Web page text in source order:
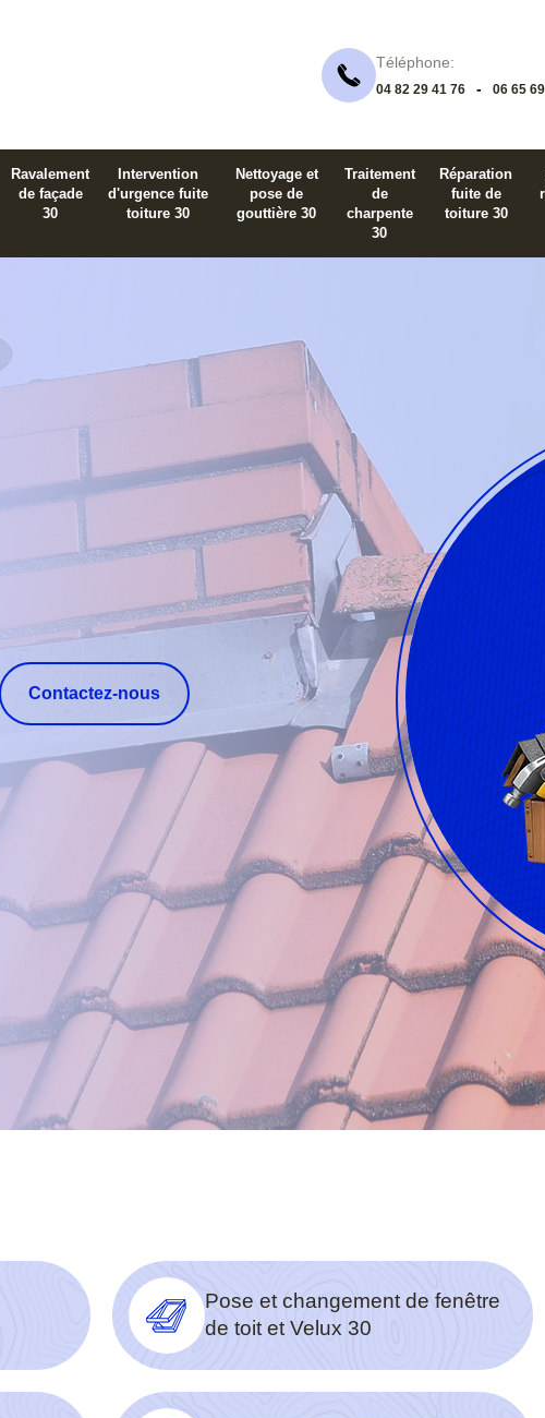
Téléphone:
04 82 29 41 76 - 06 65
Ravalement
de façade
30
Intervention
d'urgence fuite
toiture 30
Nettoyage et
pose de
gouttière 30
Traitement
de
charpente
30
Réparation
fuite de
toiture 30
Contactez-nous
Pose et changement de fenêtre
de toit et Velux 30